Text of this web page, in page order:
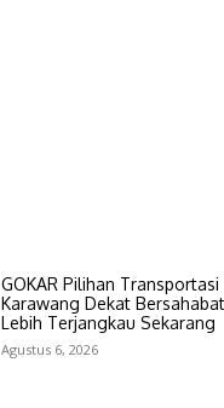
GOKAR Pilihan Transportasi
Karawang Dekat
Lebih Terjangkau Sekarang
Agustus 6, 2026